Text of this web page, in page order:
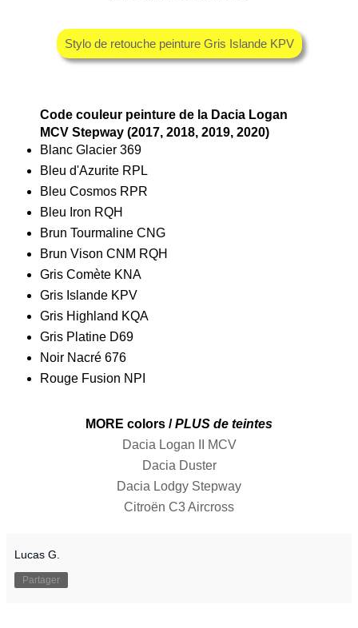
Stylo de retouche peinture Gris Islande KPV
Code couleur peinture de la Dacia Logan
MCV Stepway (2017, 2018, 2019, 2020)
Blanc Glacier 369
Bleu d'Azurite RPL
Bleu Cosmos RPR
Bleu Iron RQH
Brun Tourmaline CNG
Brun Vison CNM RQH
Gris Comète KNA
Gris Islande KPV
Gris Highland KQA
Gris Platine D69
Noir Nacré 676
Rouge Fusion NPI
MORE colors / PLUS de teintes
Dacia Logan II MCV
Dacia Duster
Dacia Lodgy Stepway
Citroën C3 Aircross
Lucas G.
Partager